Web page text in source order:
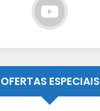
OFERTAS ESPECIAIS